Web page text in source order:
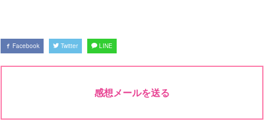
Facebook Twitter LINE
感想メールを送る